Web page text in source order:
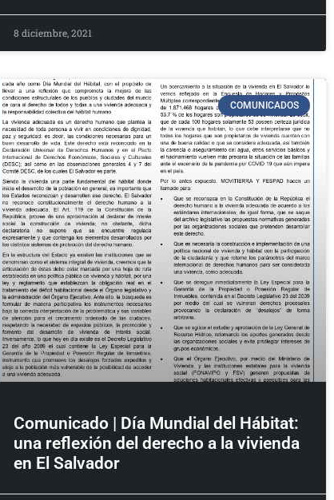
8 diciembre, 2021
COMUNICADOS
Comunicado | Día Mundial del Hábitat:
una reflexión del derecho a la vivienda
en El Salvador